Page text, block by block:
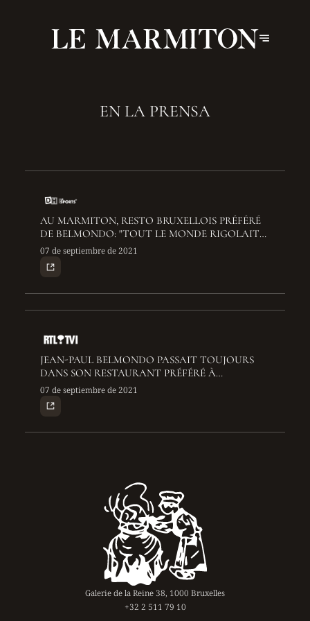
EN LA PRENSA
AU MARMITON, RESTO BRUXELLOIS PRÉFÉRÉ
DE BELMONDO: "TOUT LE MONDE RIGOLAIT
ET DANSAIT ICI QUAND IL ÉTAIT LÀ"
07 de septiembre de 2021
JEAN-PAUL BELMONDO PASSAIT TOUJOURS
DANS SON RESTAURANT PRÉFÉRÉ À
BRUXELLES: "IL ÉTAIT ATTENTIONNÉ, SANS
CHICHI"
07 de septiembre de 2021
Galerie de la Reine 38, 1000 Bruxelles
+32 2 511 79 10